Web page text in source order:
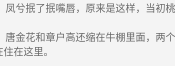
凤兮抿了抿嘴唇，原来是这样，当初
唐金花和章户高还缩在牛棚里面，两
住在这里。